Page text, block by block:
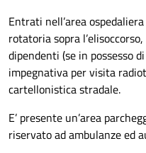
Entrati nell’area
rotatoria sopra
dipendenti (se in possesso
impegnativa per visita
cartellonistica stradale.
E’ presente un’area
riservato ad ambulanze ed